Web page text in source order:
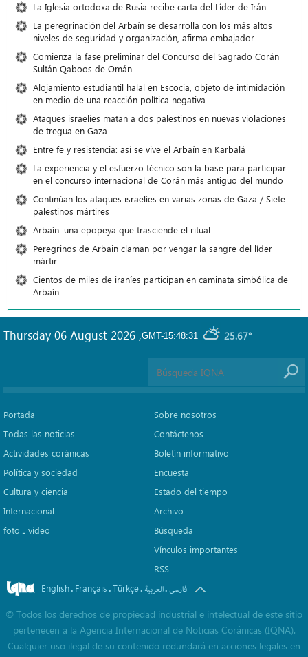
La Iglesia ortodoxa de Rusia recibe carta del Líder de Irán
La peregrinación del Arbaín se desarrolla con los más altos
niveles de seguridad y organización, afirma embajador
Comienza la fase preliminar del Concurso del Sagrado Corán
Sultán Qaboos de Omán
Alojamiento estudiantil halal en Escocia, objeto de intimidación
en medio de una reacción política negativa
Ataques israelíes matan a dos palestinos en nuevas violaciones
de tregua en Gaza
Entre fe y resistencia: así se vive el Arbaín en Karbalá
La experiencia y el esfuerzo técnico son la base para participar
en el concurso internacional de Corán más antiguo del mundo
Continúan los ataques israelíes en varias zonas de Gaza / Siete
palestinos mártires
Arbaín: una epopeya que trasciende el ritual
Peregrinos de Arbain claman por vengar la sangre del líder
mártir
Cientos de miles de iraníes participan en caminata simbólica de
Arbaín
GMT-15:48:31 25.67°
Thursday 06 August 2026 ,
Portada
Todas las noticias
Actividades coránicas
Política y sociedad
Cultura y ciencia
Internacional
foto ـ vídeo
Sobre nosotros
Contáctenos
Boletín informativo
Encuesta
Estado del tiempo
Archivo
Búsqueda
Vínculos importantes
RSS
English. Français.Türkçe. العربیة.فارسی
© Todos los derechos de propiedad industrial e intelectual de este sitio
pertenecen a la Agencia Internacional de Noticias Coránicas (IQNA).
Cualquier uso ilegal de su contenido redundará en acciones legales en